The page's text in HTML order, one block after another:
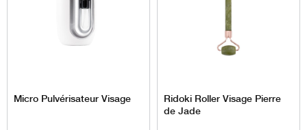
Micro Pulvérisateur Visage
Ridoki Roller Visage Pierre
de Jade